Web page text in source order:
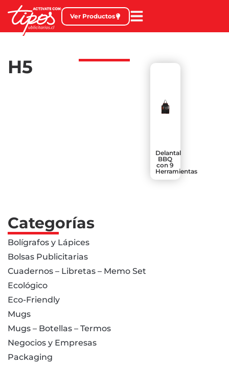
Ver Productos
H5
Delantal
BBQ
con 9
Herramientas
Categorías
Bolígrafos y Lápices
Bolsas Publicitarias
Cuadernos – Libretas – Memo Set
Ecológico
Eco-Friendly
Mugs
Mugs – Botellas – Termos
Negocios y Empresas
Packaging